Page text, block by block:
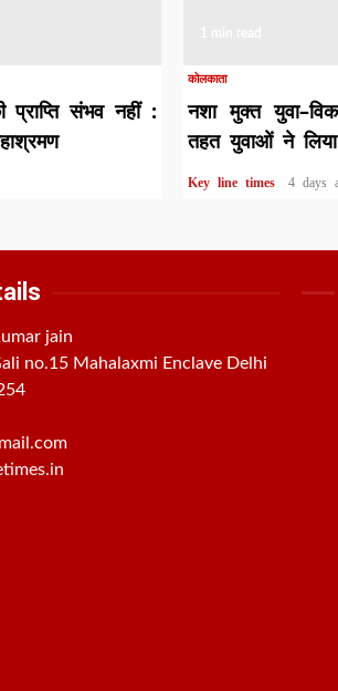
प्राप्ति संभव नहीं :
कोलकाता
नशा मुक्त
तहत युवाओं ने
Key line times 4 days
jain
no.15 Mahalaxmi Enclave Delhi